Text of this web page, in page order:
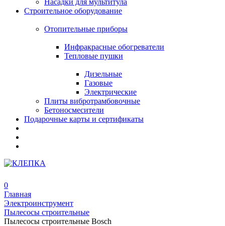
Насадки для мультитула
Строительное оборудование
Отопительные приборы
Инфракрасные обогреватели
Тепловые пушки
Дизельные
Газовые
Электрические
Плиты вибротрамбовочные
Бетоносмесители
Подарочные карты и сертификаты
0
Главная
Электроинструмент
Пылесосы строительные
Пылесосы строительные Bosch